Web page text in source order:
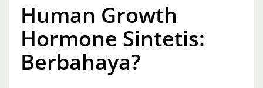
Human Growth
Hormone Sintetis:
Berbahaya?